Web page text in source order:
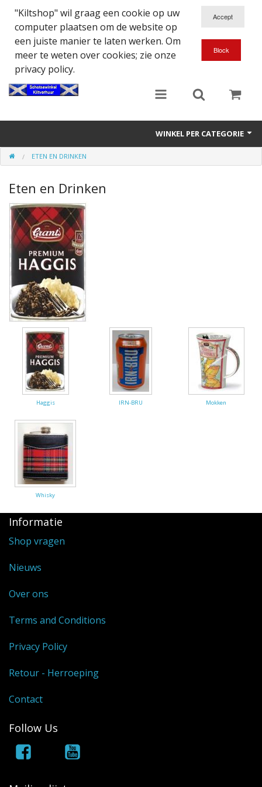
"Kiltshop" wil graag een cookie op uw
computer plaatsen om de website op
een juiste manier te laten werken. Om
meer te weten over cookies; zie onze
privacy policy.
WINKEL PER CATEGORIE
Accessoires
Doedelzakspeler
Eten en Drinken
Kilt - Kleding
Highland Titles
Verhuur
AFGEPRIJST - UITVERKOOP
ETEN EN DRINKEN
Eten en Drinken
Haggis IRN-BRU Mokken
Whisky
Informatie
Shop vragen
Nieuws
Over ons
Terms and Conditions
Privacy Policy
Retour - Herroeping
Contact
Follow Us